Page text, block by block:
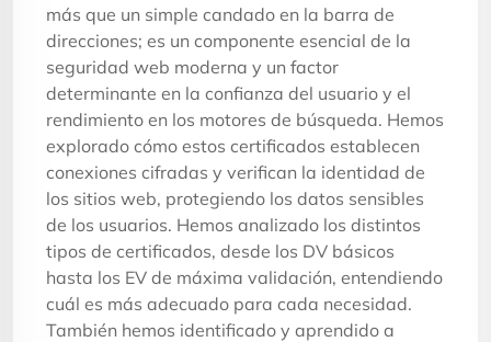
más que un simple candado en la barra de
direcciones; es un componente esencial de la
seguridad web moderna y un factor
determinante en la confianza del usuario y el
rendimiento en los motores de búsqueda. Hemos
explorado cómo estos certificados establecen
conexiones cifradas y verifican la identidad de
los sitios web, protegiendo los datos sensibles
de los usuarios. Hemos analizado los distintos
tipos de certificados, desde los DV básicos
hasta los EV de máxima validación, entendiendo
cuál es más adecuado para cada necesidad.
También hemos identificado y aprendido a